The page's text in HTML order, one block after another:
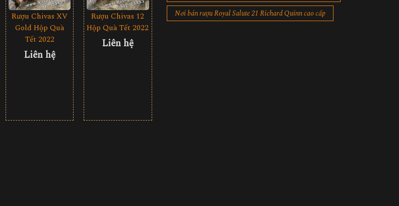
Rượu Chivas XV
Gold Hộp Quà
Tết 2022
Liên hệ
Rượu Chivas 12
Hộp Quà Tết 2022
Liên hệ
Nơi bán rượu Royal Salute 21 Richard Quinn cao cấp